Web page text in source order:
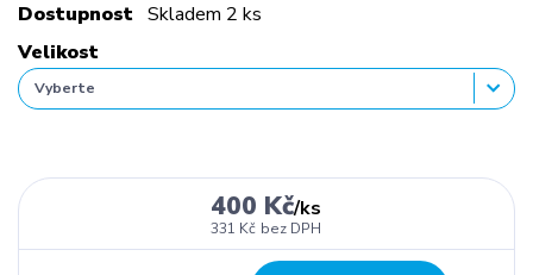
Dostupnost Skladem 2 ks
Velikost
400 Kč/ks
331 Kč bez DPH